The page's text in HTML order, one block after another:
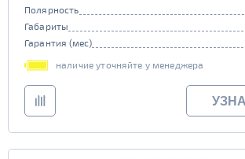
Полярность
Габариты
Гарантия (мес)
наличие уточняйте у менеджера